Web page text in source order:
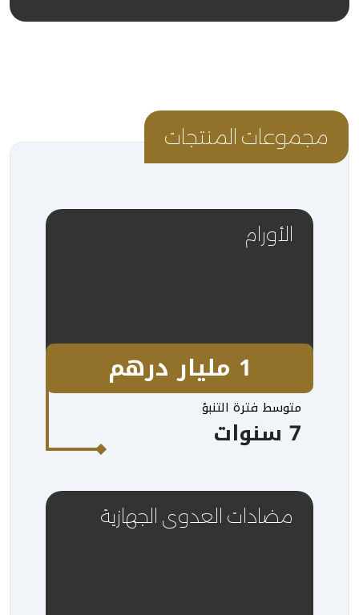
مجموعات المنتجات
الأورام
1 مليار درهم
متوسط فترة التنبؤ
7 سنوات
مضادات العدوى الجهازية